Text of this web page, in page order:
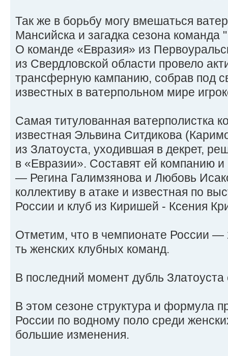
Так же в борьбу могу вмешаться
Мансийска и загадка сезона команда
О команде «Евразия» из
из Свердловской области провело
трансферную кампанию, собрав под
известных в ватерпольном мире
Самая титулованная
известная Эльвина Ситдикова
из Златоуста, уходившая в декрет,
в «Евразии». Составят ей компанию
— Регина Галимзянова и Любовь
коллективу в атаке и известная по
России и клуб из Киришей - Ксения
Отметим, что в чемпионате России —
ть женских клубных команд.
В последний момент дубль Златоуста
В этом сезоне структура и формула
России по водному поло среди
большие изменения.